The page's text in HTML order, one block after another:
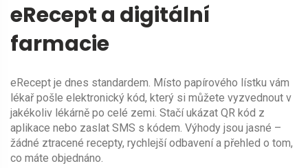
eRecept a digitální
farmacie
eRecept je dnes standardem. Místo papírového lístku vám
lékař pošle elektronický kód, který si můžete vyzvednout v
jakékoliv lékárně po celé zemi. Stačí ukázat QR kód z
aplikace nebo zaslat SMS s kódem. Výhody jsou jasné –
žádné ztracené recepty, rychlejší odbavení a přehled o tom,
co máte objednáno.